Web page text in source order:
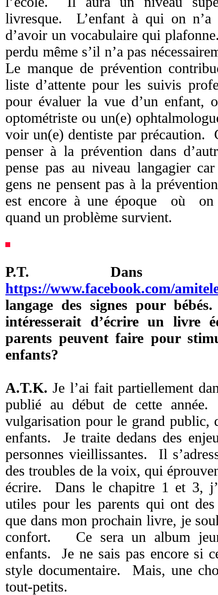
livresque. L’enfant à qui on
d’avoir un vocabulaire qui
perdu même s’il n’a pas
Le manque de prévention
liste d’attente pour les suivis
pour évaluer la vue d’un enfant,
optométriste ou un(e)
voir un(e) dentiste par précaution.
penser à la prévention dans
pense pas au niveau langagier
gens ne pensent pas à la
est encore à une époque où on
quand un problème survient.
P.T. Dans
https://www.facebook.com/
langage des signes pour
intéresserait d’écrire un livre
parents peuvent faire pour
enfants?
A.T.K. Je l’ai fait partiellement
publié au début de cette
vulgarisation pour le grand public,
enfants. Je traite dedans des
personnes vieillissantes. Il
des troubles de la voix, qui
écrire. Dans le chapitre 1 et 3,
utiles pour les parents qui ont
que dans mon prochain livre, je
confort. Ce sera un album
enfants. Je ne sais pas encore si
style documentaire. Mais, une
tout-petits.